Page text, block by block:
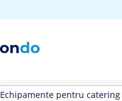
Echipamente pentru catering